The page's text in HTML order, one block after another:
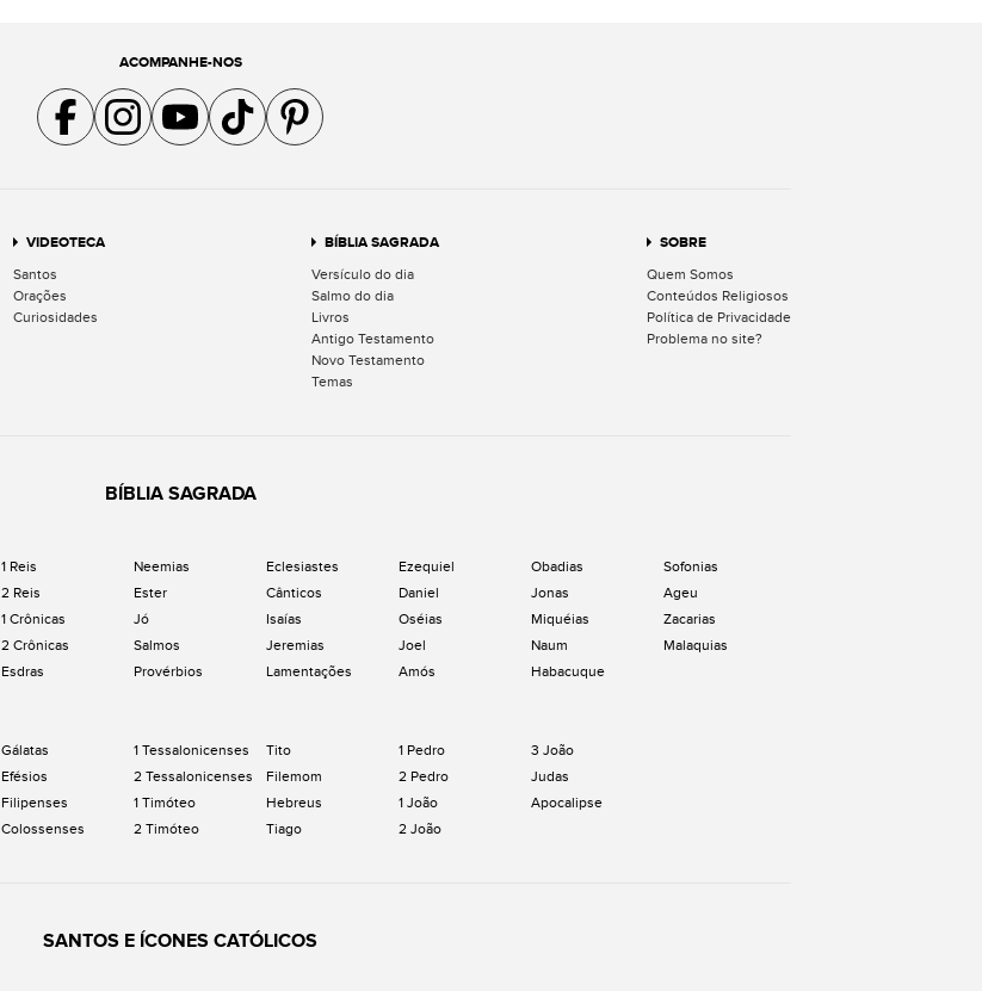
ACOMPANHE-NOS
Acompanhe a gente no Facebook
Acompanhe a gente no Instagram
Acompanhe a gente no YouTube
Acompanhe a gente no TikTok
Acompanhe a gente no Pinterest
VIDEOTECA
Santos
Orações
Curiosidades
BÍBLIA SAGRADA
Versículo do dia
Salmo do dia
Livros
Antigo Testamento
Novo Testamento
Temas
SOBRE
Quem Somos
Conteúdos Religiosos
Política de Privacidade
Problema no site?
BÍBLIA SAGRADA
1 Reis
2 Reis
1 Crônicas
2 Crônicas
Esdras
Neemias
Ester
Jó
Salmos
Provérbios
Eclesiastes
Cânticos
Isaías
Jeremias
Lamentações
Ezequiel
Daniel
Oséias
Joel
Amós
Obadias
Jonas
Miquéias
Naum
Habacuque
Sofonias
Ageu
Zacarias
Malaquias
Gálatas
Efésios
Filipenses
Colossenses
1 Tessalonicenses
2 Tessalonicenses
1 Timóteo
2 Timóteo
Tito
Filemom
Hebreus
Tiago
1 Pedro
2 Pedro
1 João
2 João
3 João
Judas
Apocalipse
SANTOS E ÍCONES CATÓLICOS